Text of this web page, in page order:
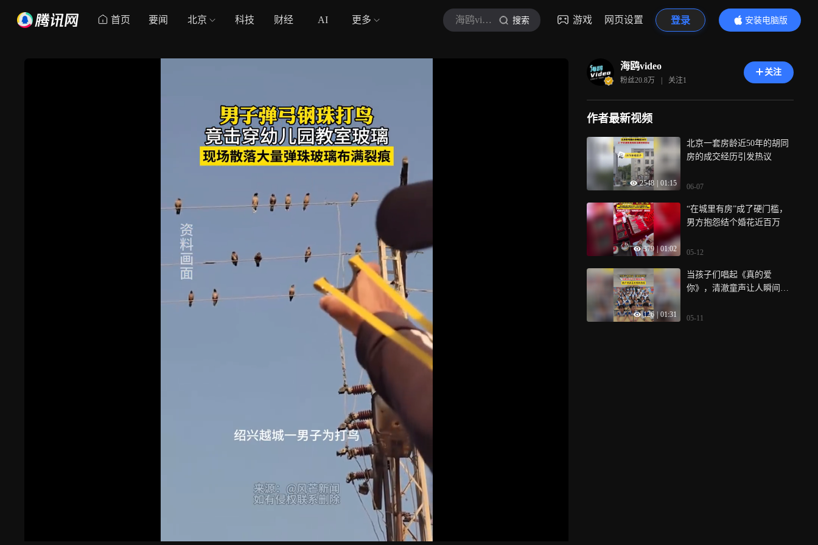
首页 要闻 北京 科技 财经 AI 更多 海鸥video 搜索 游戏 网页设置 登录
安装电脑版
内容更精彩
海鸥video
粉丝20.8万 | 关注1
关注
作者最新视频
2548 01:15
北京一套房龄近50年的胡同
房的成交经历引发热议
06-07
379 01:02
“在城里有房”成了硬门槛，
男方抱怨结个婚花近百万
05-12
126 01:31
当孩子们唱起《真的爱
你》，清澈童声让人瞬间破
05-11